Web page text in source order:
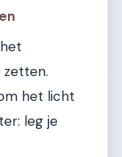
zetten.
het licht
leg je